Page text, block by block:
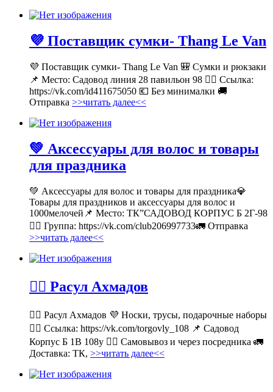
💜 Поставщик сумки- Thang Le Van
💜 Поставщик сумки- Thang Le Van 🎒 Сумки и рюкзаки
📌 Место: Садовод линия 28 павильон 98 👉🏻 Ссылка:
https://vk.com/id411675050 💶 Без минималки 🚚
Отправка >>читать далее<<
💚 Аксессуары для волос и товары
для праздника
💚 Аксессуары для волос и товары для праздника💎
Товары для праздников и аксессуары для волос и
1000мелочей📌 Место: ТК”САДОВОД КОРПУС Б 2Г-98
👉🏻 Группа: https://vk.com/club206997733🚛 Отправка
>>читать далее<<
💁‍♂ Расул Ахмадов
💁‍♂ Расул Ахмадов 💜 Носки, трусы, подарочные наборы
👉🏻 Ссылка: https://vk.com/torgovly_108 📌 Садовод
Корпус Б 1В 108у 🚶‍♂ Самовывоз и через посредника 🚛
Доставка: ТК, >>читать далее<<